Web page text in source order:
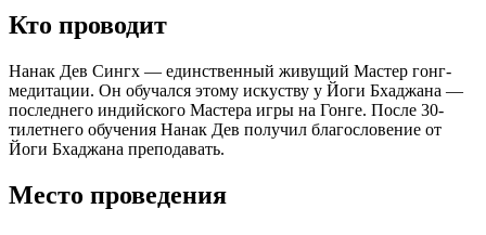
Кто проводит
Нанак Дев Сингх — единственный живущий Мастер гонг-
медитации. Он обучался этому искуству у Йоги Бхаджана —
последнего индийского Мастера игры на Гонге. После 30-
тилетнего обучения Нанак Дев получил благословение от
Йоги Бхаджана преподавать.
Место проведения